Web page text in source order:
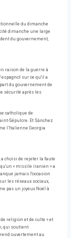
du dimanche
dimanche une large
du gouvernement,
raison de la guerre à
sur ce qu'il a
du gouvernement de
sécurité après les
catholique de
Sépulcre. Et Sánchez
l’Italienne Georgia
choisi de rejeter la faute
« missile iranien » a
jamais l'occasion
les réseaux sociaux,
pas un joyeux Noël à
religion et de culte » et
qui soutient
ouvertement au